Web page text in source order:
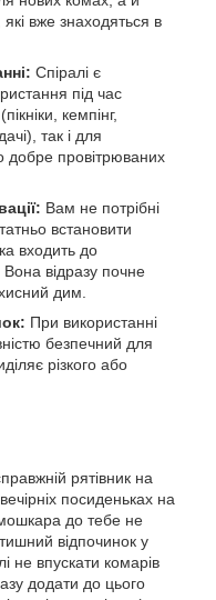
вже знаходяться в
Спіралі є
під час
кемпінг,
так і для
добре провітрюваних
Вам не потрібні
встановити
входить до
Вона відразу почне
дим.
При використанні
безпечний для
різкого або
рятівник на
посиденьках на
до тебе не
відпочинок у
не впускати комарів
додати до цього